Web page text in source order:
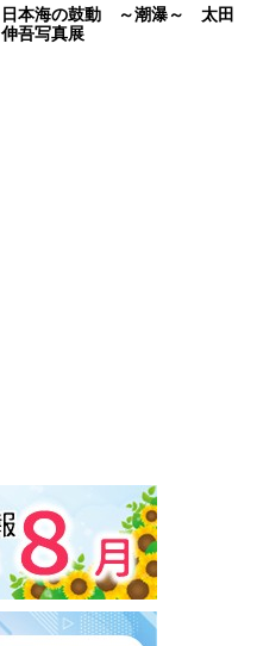
日本海の鼓動 ～潮瀑～ 太田
伸吾写真展